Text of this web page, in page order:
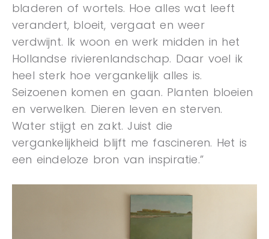
bladeren of wortels. Hoe alles wat leeft
verandert, bloeit, vergaat en weer
verdwijnt. Ik woon en werk midden in het
Hollandse rivierenlandschap. Daar voel ik
heel sterk hoe vergankelijk alles is.
Seizoenen komen en gaan. Planten bloeien
en verwelken. Dieren leven en sterven.
Water stijgt en zakt. Juist die
vergankelijkheid blijft me fascineren. Het is
een eindeloze bron van inspiratie.”